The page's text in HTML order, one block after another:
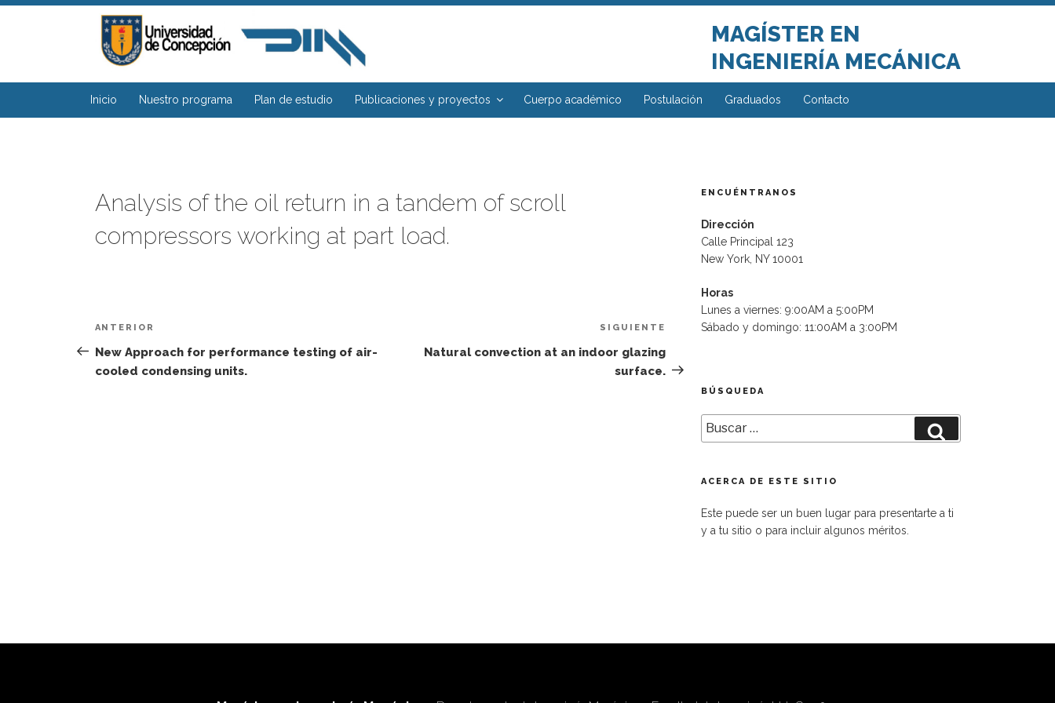
Saltar
MAGÍSTER EN
INGENIERÍA MECÁNICA
Inicio Nuestro programa Plan de estudio Publicaciones y proyectos Cuerpo académico Postulación Graduados Contacto
Analysis of the oil return in a tandem of scroll
compressors working at part load.
Navegación
de
entradas
Entrada
anterior:
ANTERIOR
New Approach for performance testing of air-
cooled condensing units.
Siguiente
entrada
SIGUIENTE
Natural convection at an indoor glazing
surface.
ENCUÉNTRANOS
Dirección
Calle Principal 123
New York, NY 10001
Horas
Lunes a viernes: 9:00AM a 5:00PM
Sábado y domingo: 11:00AM a 3:00PM
BÚSQUEDA
Buscar
por:
ACERCA DE ESTE SITIO
Este puede ser un buen lugar para presentarte a ti
y a tu sitio o para incluir algunos méritos.